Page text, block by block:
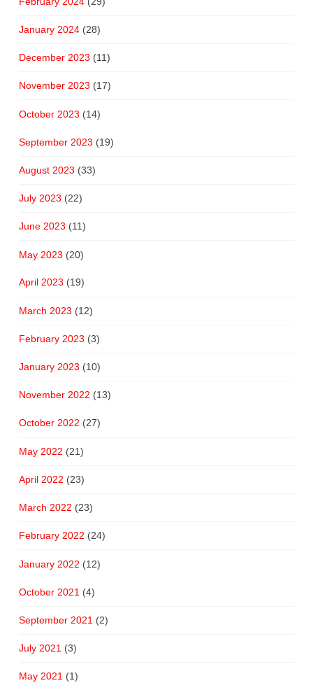
January 2024(28)
December 2023 (11)
November 2023 (17)
October 2023 (14)
September 2023 (19)
August 2023 (33)
July 2023 (22)
June 2023 (11)
May 2023 (20)
April 2023 (19)
March 2023 (12)
February 2023 (3)
January 2023 (10)
November 2022 (13)
October 2022 (27)
May 2022 (21)
April 2022 (23)
March 2022 (23)
February 2022 (24)
January 2022 (12)
October 2021 (4)
September 2021 (2)
July 2021 (3)
May 2021 (1)